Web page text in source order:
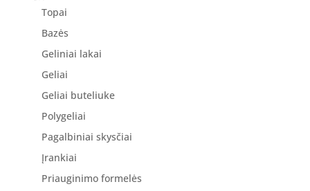
Topai
Bazės
Geliniai lakai
Geliai
Geliai buteliuke
Polygeliai
Pagalbiniai skysčiai
Įrankiai
Priauginimo formelės